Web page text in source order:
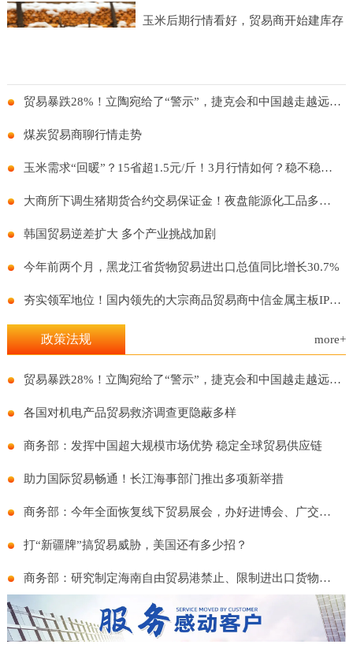
玉米后期行情看好，贸易商开始建库存
贸易暴跌28%！立陶宛给了“警示”，捷克会和中国越走越远么？
煤炭贸易商聊行情走势
玉米需求“回暖”？15省超1.5元/斤！3月行情如何？稳不稳得住？
大商所下调生猪期货合约交易保证金！夜盘能源化工品多数上涨！
韩国贸易逆差扩大 多个产业挑战加剧
今年前两个月，黑龙江省货物贸易进出口总值同比增长30.7%
夯实领军地位！国内领先的大宗商品贸易商中信金属主板IPO再进一步
政策法规 more+
贸易暴跌28%！立陶宛给了“警示”，捷克会和中国越走越远么？
各国对机电产品贸易救济调查更隐蔽多样
商务部：发挥中国超大规模市场优势 稳定全球贸易供应链
助力国际贸易畅通！长江海事部门推出多项新举措
商务部：今年全面恢复线下贸易展会，办好进博会、广交会等重点展会
打“新疆牌”搞贸易威胁，美国还有多少招？
商务部：研究制定海南自由贸易港禁止、限制进出口货物物品清单